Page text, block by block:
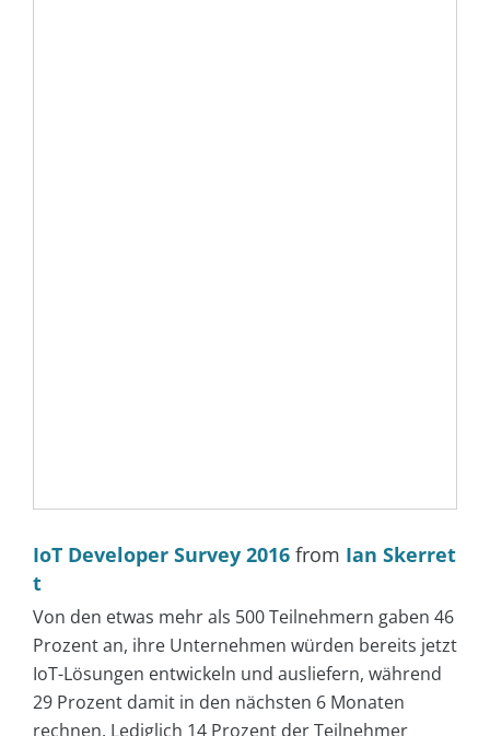
IoT Developer Survey 2016 from Ian Skerret
t
Von den etwas mehr als 500 Teilnehmern gaben 46
Prozent an, ihre Unternehmen würden bereits jetzt
IoT-Lösungen entwickeln und ausliefern, während
29 Prozent damit in den nächsten 6 Monaten
rechnen. Lediglich 14 Prozent der Teilnehmer